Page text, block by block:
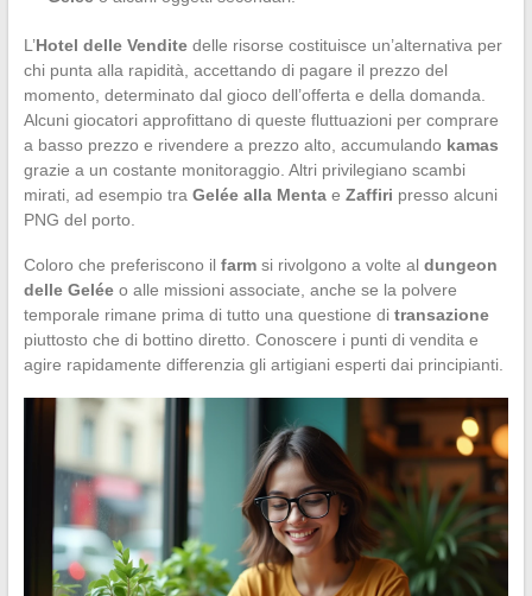
L’Hotel delle Venditedelle risorse costituisce un’alternativa per
chi punta alla rapidità, accettando di pagare il prezzo del
momento, determinato dal gioco dell’offerta e della domanda.
Alcuni giocatori approfittano di queste fluttuazioni per comprare
a basso prezzo e rivendere a prezzo alto, accumulando kamas
grazie a un costante monitoraggio. Altri privilegiano scambi
mirati, ad esempio tra Gelée alla Mentae Zaffiri presso alcuni
PNG del porto.
Coloro che preferiscono il farmsi rivolgono a volte al dungeon
delle Geléeo alle missioni associate, anche se la polvere
temporale rimane prima di tutto una questione di transazione
piuttosto che di bottino diretto. Conoscere i punti di vendita e
agire rapidamente differenzia gli artigiani esperti dai principianti.